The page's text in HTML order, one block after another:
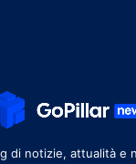
di notizie, attualità e